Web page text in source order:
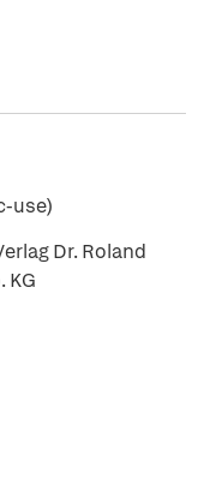
use)
Dr. Roland
KG